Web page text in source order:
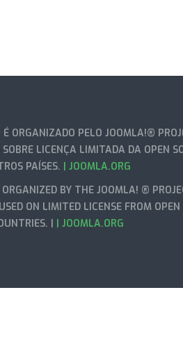
ORGANIZADO PELO JOOMLA!®
LICENÇA LIMITADA DA OPEN
PAÍSES. | JOOMLA.ORG
BY THE JOOMLA! ®
ON LIMITED LICENSE FROM
| | JOOMLA.ORG